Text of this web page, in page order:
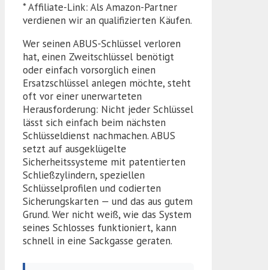
* Affiliate-Link: Als Amazon-Partner
verdienen wir an qualifizierten Käufen.
Wer seinen ABUS-Schlüssel verloren
hat, einen Zweitschlüssel benötigt
oder einfach vorsorglich einen
Ersatzschlüssel anlegen möchte, steht
oft vor einer unerwarteten
Herausforderung: Nicht jeder Schlüssel
lässt sich einfach beim nächsten
Schlüsseldienst nachmachen. ABUS
setzt auf ausgeklügelte
Sicherheitssysteme mit patentierten
Schließzylindern, speziellen
Schlüsselprofilen und codierten
Sicherungskarten — und das aus gutem
Grund. Wer nicht weiß, wie das System
seines Schlosses funktioniert, kann
schnell in eine Sackgasse geraten.